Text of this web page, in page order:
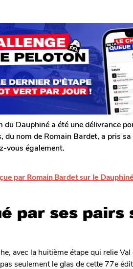
Dauphiné a été une délivrance
du nom de Romain Bardet, a pris
vous également.
par Romain Bardet sur le Dauphiné
par ses pairs
avec la huitième étape qui relie Val
seulement le glas de cette 77e